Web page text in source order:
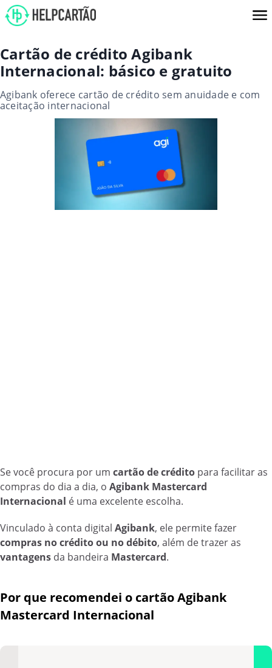
Cartão de crédito Agibank
Internacional: básico e gratuito
Agibank oferece cartão de crédito sem anuidade e com
aceitação internacional
Se você procura por um cartão de crédito para facilitar as
compras do dia a dia, o Agibank Mastercard
Internacional é uma excelente escolha.
Vinculado à conta digital Agibank, ele permite fazer
compras no crédito ou no débito, além de trazer as
vantagens da bandeira Mastercard.
Por que recomendei o cartão Agibank
Mastercard Internacional